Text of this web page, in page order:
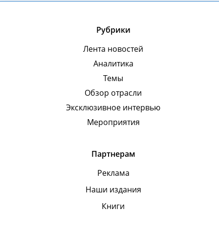
Рубрики
Лента новостей
Аналитика
Темы
Обзор отрасли
Эксклюзивное интервью
Мероприятия
Партнерам
Реклама
Наши издания
Книги